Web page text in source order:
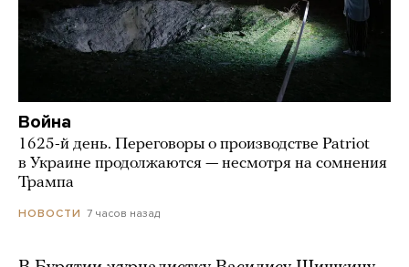
Война
1625-й день. Переговоры о производстве Patriot
в Украине продолжаются — несмотря на сомнения
Трампа
НОВОСТИ 7 часов назад